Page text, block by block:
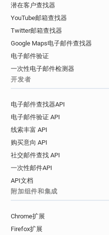
潜在客户查找器
YouTube邮箱查找器
Twitter邮箱查找器
Google Maps电子邮件查找器
电子邮件验证
一次性电子邮件检测器
开发者
电子邮件查找器API
电子邮件验证 API
线索丰富 API
购买意向 API
社交邮件查找 API
一次性邮件API
API文档
附加组件和集成
Chrome扩展
Firefox扩展